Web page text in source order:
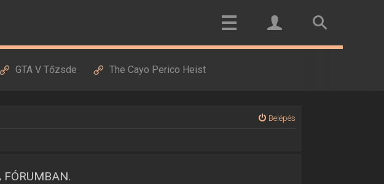
GTA V Tőzsde The Cayo Perico Heist
Belépés